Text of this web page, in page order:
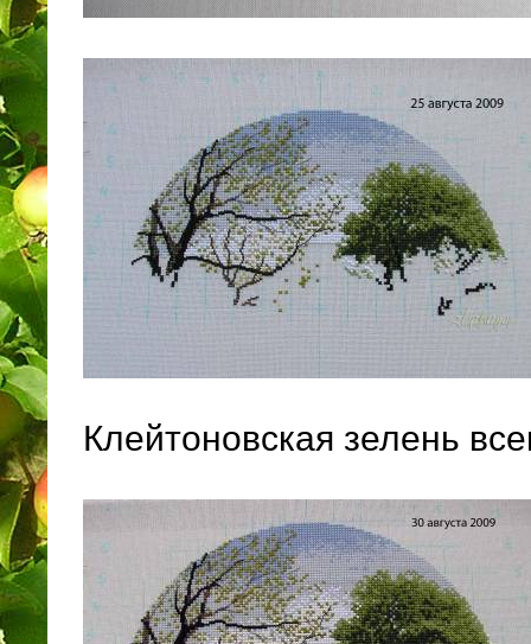
Клейтоновская зелень